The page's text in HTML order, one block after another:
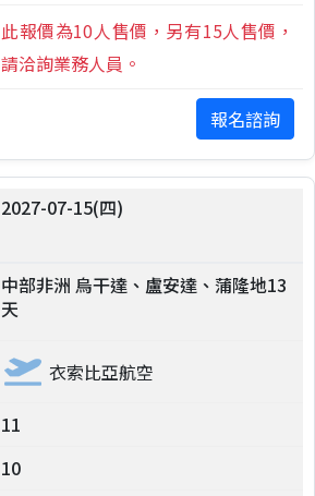
此報價為10人售價，另有15人售價，
請洽詢業務人員。
報名諮詢
2027-07-15(四)
中部非洲 烏干達、盧安達、蒲隆地13
天
衣索比亞航空
11
10